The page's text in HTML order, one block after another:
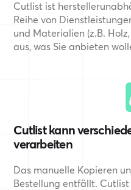
Cutlist ist
Reihe von
und Materialien (z.B.
aus, was Sie anbieten
Cutlist kann
verarbeiten
Das manuelle Kopieren
Bestellung entfällt. Cutlist